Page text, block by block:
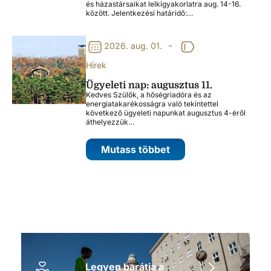
és házastársaikat lelkigyakorlatra aug. 14-16.
között. Jelentkezési határidő:…
2026. aug. 01. -
Hírek
Ügyeleti nap: augusztus 11.
Kedves Szülők, a hőségriadóra és az
energiatakarékosságra való tekintettel
következő ügyeleti napunkat augusztus 4-éről
áthelyezzük…
Mutass többet
Legyen barátja a